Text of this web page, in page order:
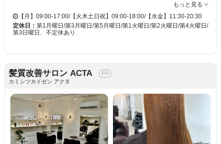
もっと見る
【月】09:00-17:00/【火木土日祝】09:00-18:00/【水金】11:30-20:30
定休日： 第1月曜日/第3月曜日/第5月曜日/第1火曜日/第2火曜日/第4火曜日/
第3日曜日、不定休あり
髪質改善サロン ACTA
カミシツカイゼン アクタ